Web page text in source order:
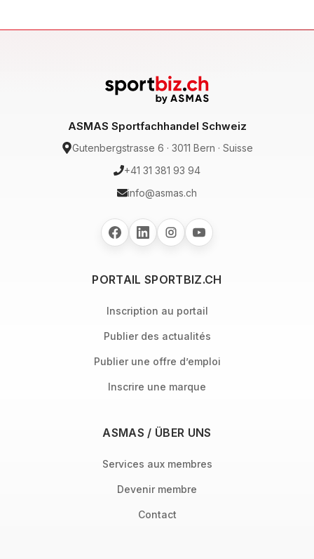
ASMAS Sportfachhandel Schweiz
Gutenbergstrasse 6 · 3011 Bern · Suisse
+41 31 381 93 94
info@asmas.ch
PORTAIL SPORTBIZ.CH
Inscription au portail
Publier des actualités
Publier une offre d’emploi
Inscrire une marque
ASMAS / ÜBER UNS
Services aux membres
Devenir membre
Contact